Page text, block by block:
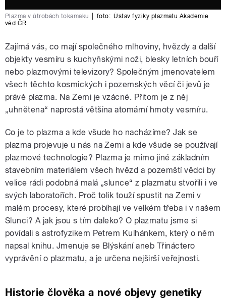
Plazma v útrobách tokamaku foto: Ústav fyziky plazmatu Akademie
věd ČR
Zajímá vás, co mají společného mlhoviny, hvězdy a další
objekty vesmíru s kuchyňskými noži, blesky letních bouří
nebo plazmovými televizory? Společným jmenovatelem
všech těchto kosmických i pozemských věcí či jevů je
právě plazma. Na Zemi je vzácné. Přitom je z něj
„uhnětena“ naprostá většina atomární hmoty vesmíru.
Co je to plazma a kde všude ho nacházíme? Jak se
plazma projevuje u nás na Zemi a kde všude se používají
plazmové technologie? Plazma je mimo jiné základním
stavebním materiálem všech hvězd a pozemští vědci by
velice rádi podobná malá „slunce“ z plazmatu stvořili i ve
svých laboratořích. Proč tolik touží spustit na Zemi v
malém procesy, které probíhají ve velkém třeba i v našem
Slunci? A jak jsou s tím daleko? O plazmatu jsme si
povídali s astrofyzikem Petrem Kulhánkem, který o něm
napsal knihu. Jmenuje se Blýskání aneb Třináctero
vyprávění o plazmatu, a je určena nejširší veřejnosti.
Historie člověka a nové objevy genetiky